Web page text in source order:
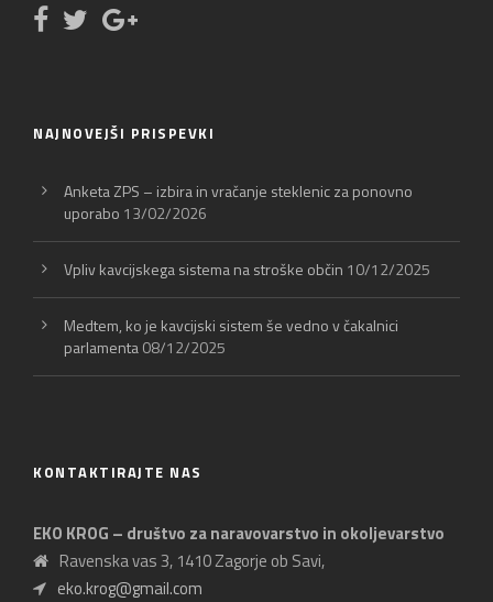
NAJNOVEJŠI PRISPEVKI
Anketa ZPS – izbira in vračanje steklenic za ponovno
uporabo 13/02/2026
Vpliv kavcijskega sistema na stroške občin 10/12/2025
Medtem, ko je kavcijski sistem še vedno v čakalnici
parlamenta08/12/2025
KONTAKTIRAJTE NAS
EKO KROG – društvo za naravovarstvo in okoljevarstvo
Ravenska vas 3, 1410 Zagorje ob Savi,
eko.krog@gmail.com